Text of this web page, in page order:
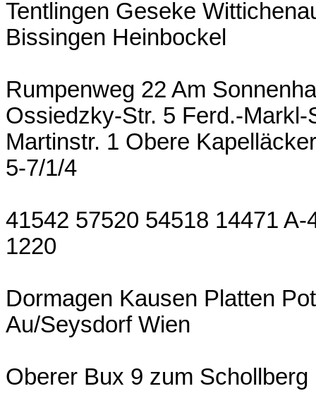
Tentlingen Geseke
Bissingen Heinbockel
Rumpenweg 22 Am
Ossiedzky-Str. 5 Ferd.-
Martinstr. 1 Obere
5-7/1/4
41542 57520 54518 14471
1220
Dormagen Kausen Platten
Au/Seysdorf Wien
Oberer Bux 9 zum Schollberg